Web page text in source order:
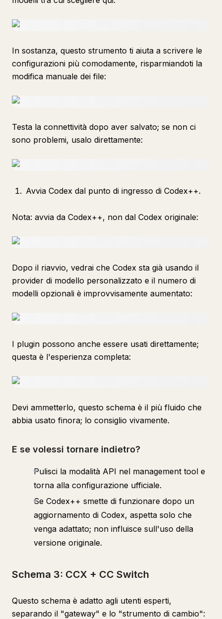
In sostanza, questo strumento ti aiuta a scrivere le
configurazioni più comodamente, risparmiandoti la
modifica manuale dei file:
Testa la connettività dopo aver salvato; se non ci
sono problemi, usalo direttamente:
Avvia Codex dal punto di ingresso di Codex++.
Nota: avvia da Codex++, non dal Codex originale:
Dopo il riavvio, vedrai che Codex sta già usando il
provider di modello personalizzato e il numero di
modelli opzionali è improvvisamente aumentato:
I plugin possono anche essere usati direttamente;
questa è l'esperienza completa:
Devi ammetterlo, questo schema è il più fluido che
abbia usato finora; lo consiglio vivamente.
E se volessi tornare indietro?
Pulisci la modalità API nel management tool e
torna alla configurazione ufficiale.
Se Codex++ smette di funzionare dopo un
aggiornamento di Codex, aspetta solo che
venga adattato; non influisce sull'uso della
versione originale.
Schema 3: CCX + CC Switch
Questo schema è adatto agli utenti esperti,
separando il "gateway" e lo "strumento di cambio":